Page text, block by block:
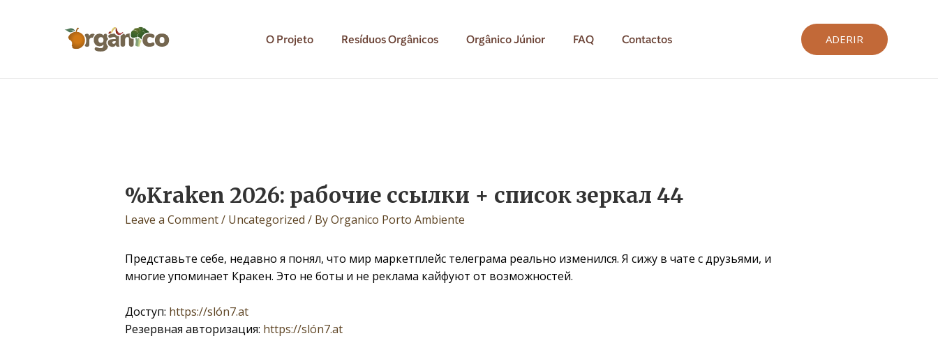
O Projeto Resíduos Orgânicos Orgânico Júnior FAQ Contactos ADERIR
%Kraken 2026: рабочие ссылки + список зеркал 44
Leave a Comment/ Uncategorized / ByOrganico Porto Ambiente
Представьте себе, недавно я понял, что мир маркетплейс телеграма реально изменился. Я сижу в чате с друзьями, и
многие упоминает Кракен. Это не боты и не реклама кайфуют от возможностей.
Доступ: https://slón7.at
Резервная авторизация: https://slón7.at